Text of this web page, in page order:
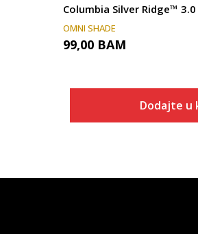
Columbia Silver Ridge™ 3.0
OMNI SHADE
99,00 BAM
Dodajte u